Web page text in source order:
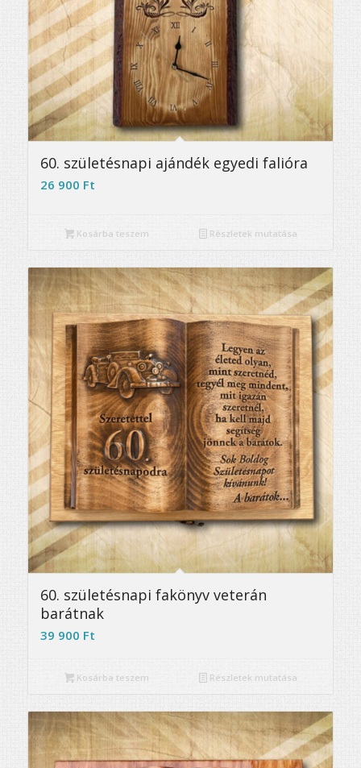
5.00
60. születésnapi ajándék egyedi falióra
26 900 Ft
Kosárba teszem Részletek mutatása
5.00
60. születésnapi fakönyv veterán
barátnak
39 900 Ft
Kosárba teszem Részletek mutatása